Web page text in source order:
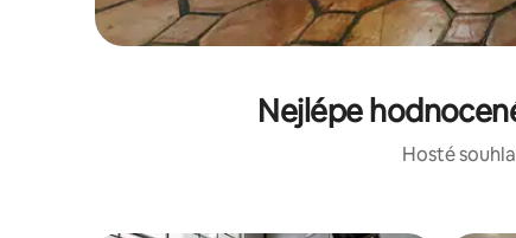
Nejlépe
Hosté